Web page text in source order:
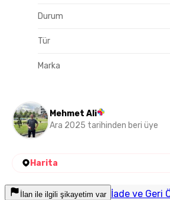
Durum
Tür
Marka
Mehmet Ali
Ara 2025 tarihinden beri üye
Harita
İlan ile ilgili şikayetim var İade ve Geri